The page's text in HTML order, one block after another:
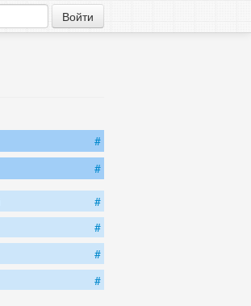
#
#
#
#
#
#